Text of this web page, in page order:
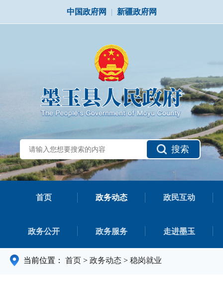
中国政府网 | 新疆政府网
搜索
首页 政务动态 政民互动
政务公开 政务服务 走进墨玉
当前位置： 首页 > 政务动态 > 稳岗就业